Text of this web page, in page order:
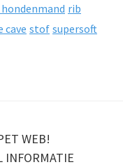
rib
cave stof supersoft
WEB!
INFORMATIE